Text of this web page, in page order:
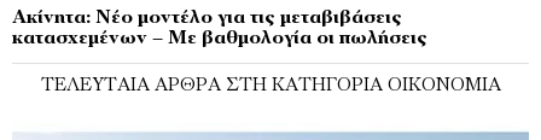
Ακίνητα: Νέο μοντέλο για τις μεταβιβάσεις
κατασχεμένων – Με βαθμολογία οι πωλήσεις
ΤΕΛΕΥΤΑΊΑ ΆΡΘΡΑ ΣΤΗ ΚΑΤΗΓΟΡΊΑ ΟΙΚΟΝΟΜΊΑ